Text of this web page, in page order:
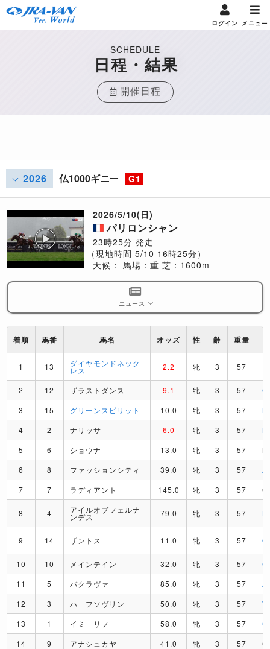
ログイン メニュー
SCHEDULE
日程・結果
開催日程
2026 仏1000ギニー G1
2026/5/10(日)
パリロンシャン
23時25分 発走
（現地時間 5/10 16時25分）
天候： 馬場：重 芝：1600m
ニュース
着順 馬番 馬名 オッズ 性 齢 重量
1 13 ダイヤモンドネック
レス 2.2 牝 3 57
2 12 ザラストダンス 9.1 牝 3 57
C
3
15 グリーンスピリット 10.0 牝 3 57
4
2 ナリッサ 6.0 牝 3 57
5
6 ショウナ 13.0 牝 3 57
6
8 ファッションシティ 39.0 牝 3 57
A
7
7 ラディアント 145.0 牝 3 57 G
8 4 アイルオブフェルナ
ンデス 79.0 牝 3 57
9 14 ザントス 11.0 牝 3 57 O
10 10 メインテイン 32.0 牝 3 57
C
11
5 バクラヴァ 85.0 牝 3 57
A
12
3 ハーフソヴリン 50.0 牝 3 57
13
1 イミーリフ 58.0 牝 3 57
C
14
9 アナシュカヤ 41.0 牝 3 57
C